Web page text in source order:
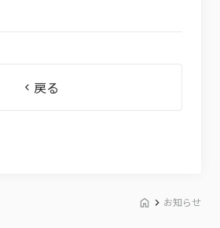
戻る
お知らせ